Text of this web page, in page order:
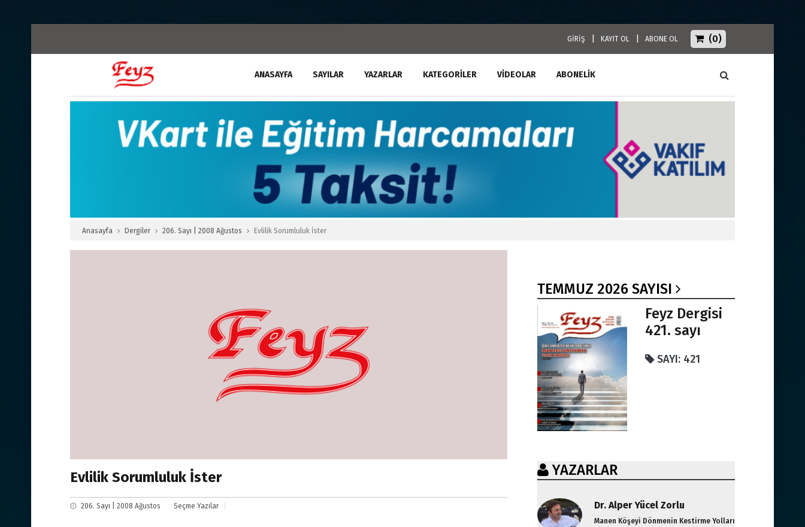
GİRİŞ KAYIT OL ABONE OL (0)
ANASAYFA SAYILAR YAZARLAR KATEGORILER VIDEOLAR ABONELİK
Anasayfa Dergiler 206. Sayı | 2008 Ağustos Evlilik Sorumluluk İster
Evlilik Sorumluluk İster
206. Sayı | 2008 Ağustos Seçme Yazılar
TEMMUZ 2026 SAYISI
Feyz Dergisi
421. sayı
SAYI: 421
YAZARLAR
Dr. Alper Yücel Zorlu
Manen Köşeyi Dönmenin Kestirme Yolları